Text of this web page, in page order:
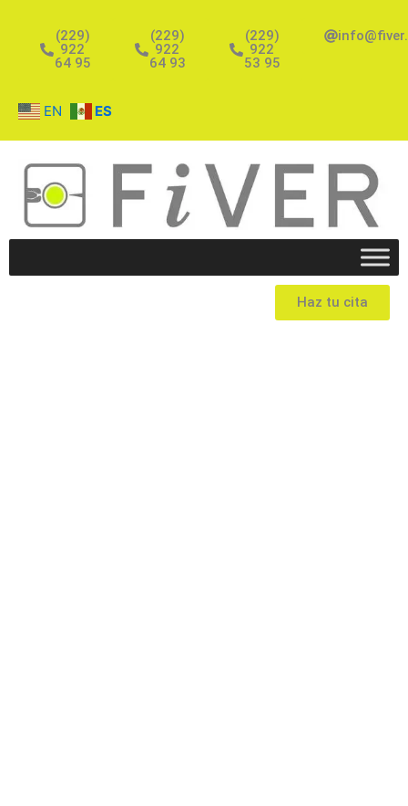
contenido
(229)
922
64 95
(229)
922
64 93
(229)
922
53 95
EN ES
Haz tu cita